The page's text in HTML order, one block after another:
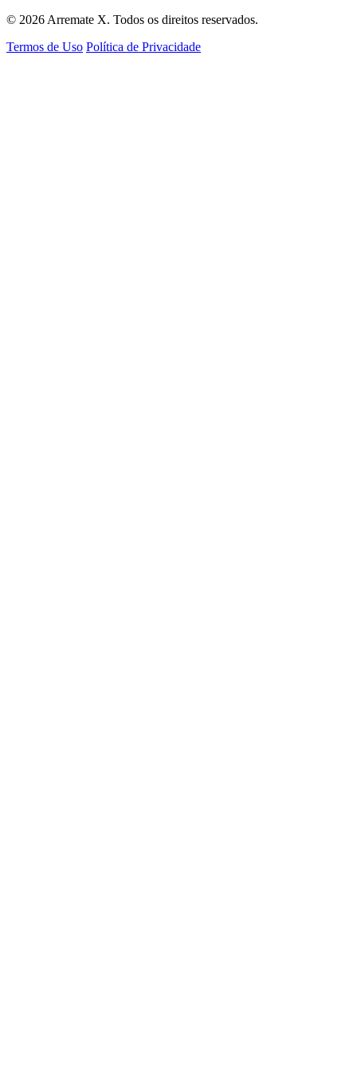
© 2026 Arremate X. Todos os direitos reservados.
Termos de Uso Política de Privacidade